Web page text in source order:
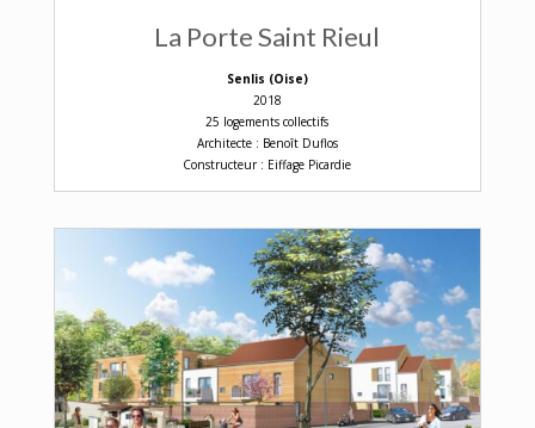
La Porte Saint Rieul
Senlis (Oise)
2018
25 logements collectifs
Architecte : Benoît Duflos
Constructeur : Eiffage Picardie